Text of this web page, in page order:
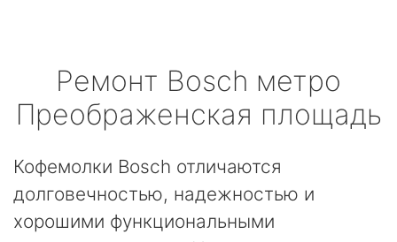
Ремонт Bosch метро
Преображенская площадь
Кофемолки Bosch отличаются
долговечностью, надежностью и
хорошими функциональными